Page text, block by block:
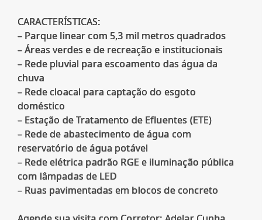
CARACTERÍSTICAS:
– Parque linear com 5,3 mil metros quadrados
– Áreas verdes e de recreação e institucionais
– Rede pluvial para escoamento das água da
chuva
– Rede cloacal para captação do esgoto
doméstico
– Estação de Tratamento de Efluentes (ETE)
– Rede de abastecimento de água com
reservatório de água potável
– Rede elétrica padrão RGE e iluminação pública
com lâmpadas de LED
– Ruas pavimentadas em blocos de concreto